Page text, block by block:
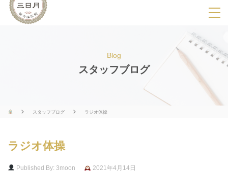
SPメニ
ー
展
用
ボ
Blog
スタッフブログ
スタッフブログ ラジオ体操
ラジオ体操
Published By: 3moon
2021年4月14日